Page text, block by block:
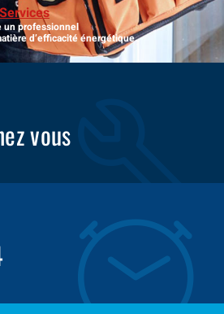
un professionnel
d’efficacité énergétique.
vous